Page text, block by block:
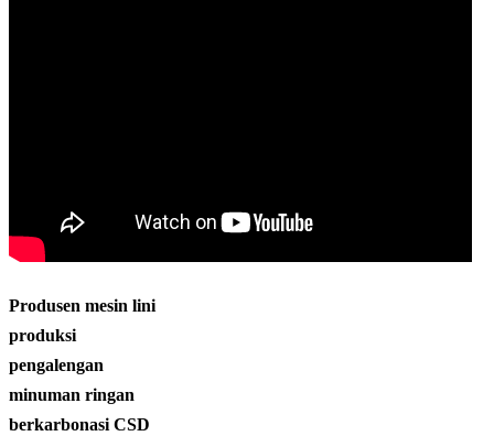
Produsen mesin lini
produksi
pengalengan
minuman ringan
berkarbonasi CSD